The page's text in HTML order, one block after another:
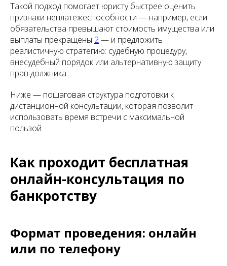
Такой подход помогает юристу быстрее оценить
признаки неплатежеспособности — например, если
обязательства превышают стоимость имущества или
выплаты прекращены 2— и предложить
реалистичную стратегию: судебную процедуру,
внесудебный порядок или альтернативную защиту
прав должника.
Ниже — пошаговая структура подготовки к
дистанционной консультации, которая позволит
использовать время встречи с максимальной
пользой.
Как проходит бесплатная
онлайн-консультация по
банкротству
Формат проведения: онлайн
или по телефону